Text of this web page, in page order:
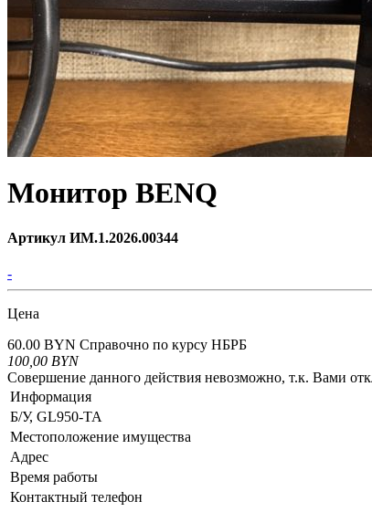
Монитор BENQ
Артикул ИМ.1.2026.00344
-
Цена
60.00 BYN Справочно по курсу НБРБ
100,00 BYN
Совершение данного действия невозможно, т.к. Вами
Информация
Б/У, GL950-TA
Местоположение имущества
Адрес
Время работы
Контактный телефон